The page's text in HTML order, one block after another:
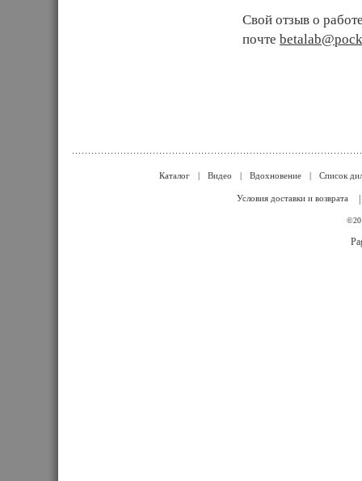
Свой отзыв о
почте
Каталог | Видео | Вдохновение | Список
Условия доставки и возврата